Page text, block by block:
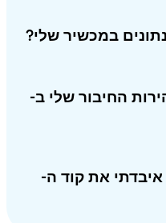
במכשיר שלי?
שלי ב-
את קוד ה-